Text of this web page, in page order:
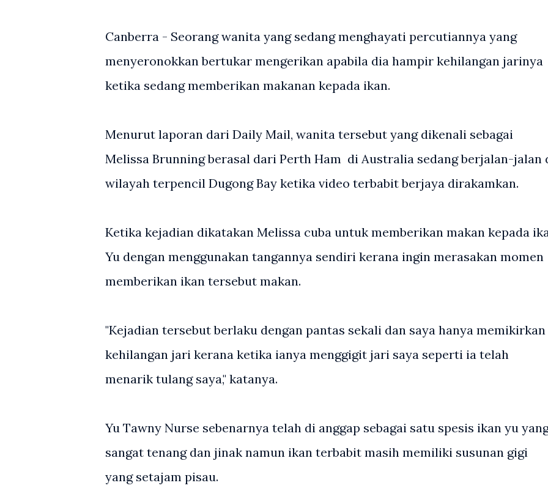
Canberra - Seorang wanita yang sedang menghayati percutiannya yang
menyeronokkan bertukar mengerikan apabila dia hampir kehilangan jarinya
ketika sedang memberikan makanan kepada ikan.
Menurut laporan dari Daily Mail, wanita tersebut yang dikenali sebagai
Melissa Brunning berasal dari Perth Ham di Australia sedang berjalan-jalan
wilayah terpencil Dugong Bay ketika video terbabit berjaya dirakamkan.
Ketika kejadian dikatakan Melissa cuba untuk memberikan makan kepada
Yu dengan menggunakan tangannya sendiri kerana ingin merasakan momen
memberikan ikan tersebut makan.
"Kejadian tersebut berlaku dengan pantas sekali dan saya hanya memikirkan
kehilangan jari kerana ketika ianya menggigit jari saya seperti ia telah
menarik tulang saya," katanya.
Yu Tawny Nurse sebenarnya telah di anggap sebagai satu spesis ikan yu
sangat tenang dan jinak namun ikan terbabit masih memiliki susunan gigi
yang setajam pisau.